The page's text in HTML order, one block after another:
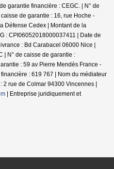
garantie financière : CEGC. | N° de
de garantie : 16, rue Hoche -
Défense Cedex | Montant de la
: CPI06052018000037411 | Date de
: Bd Carabacel 06000 Nice |
| N° de caisse de garantie :
: 59 av Pierre Mendès France -
: 619 767 | Nom du médiateur
2 rue de Colmar 94300 Vincennes |
| Entreprise juridiquement et